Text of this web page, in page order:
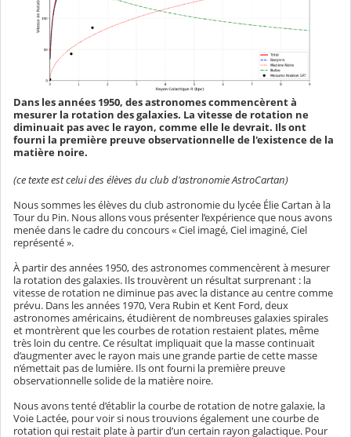
Dans les années 1950, des astronomes commencèrent à
mesurer la rotation des galaxies. La vitesse de rotation ne
diminuait pas avec le rayon, comme elle le devrait. Ils ont
fourni la première preuve observationnelle de l'existence de la
matière noire.
(ce texte est celui des élèves du club d'astronomie AstroCartan)
Nous sommes les élèves du club astronomie du lycée Élie Cartan à la
Tour du Pin. Nous allons vous présenter l’expérience que nous avons
menée dans le cadre du concours « Ciel imagé, Ciel imaginé, Ciel
représenté ».
À partir des années 1950, des astronomes commencèrent à mesurer
la rotation des galaxies. Ils trouvèrent un résultat surprenant : la
vitesse de rotation ne diminue pas avec la distance au centre comme
prévu. Dans les années 1970, Vera Rubin et Kent Ford, deux
astronomes américains, étudièrent de nombreuses galaxies spirales
et montrèrent que les courbes de rotation restaient plates, même
très loin du centre. Ce résultat impliquait que la masse continuait
d’augmenter avec le rayon mais une grande partie de cette masse
n’émettait pas de lumière. Ils ont fourni la première preuve
observationnelle solide de la matière noire.
Nous avons tenté d’établir la courbe de rotation de notre galaxie, la
Voie Lactée, pour voir si nous trouvions également une courbe de
rotation qui restait plate à partir d’un certain rayon galactique. Pour